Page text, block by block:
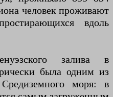
человек проживают
вдоль
залива в
была одним из
моря: в